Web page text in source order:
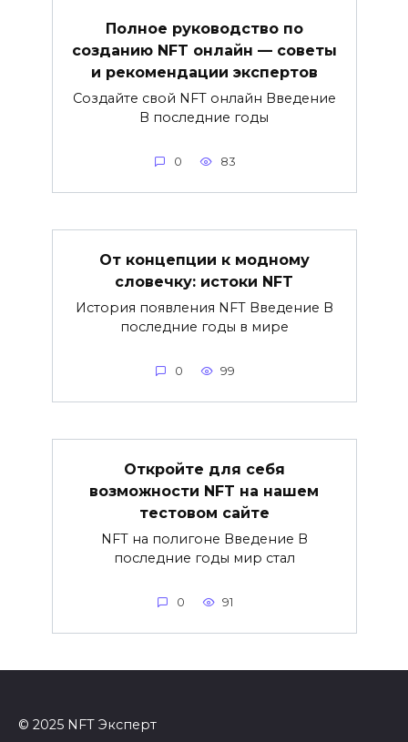
Полное руководство по
созданию NFT онлайн — советы
и рекомендации экспертов
Создайте свой NFT онлайн Введение
В последние годы
0 83
От концепции к модному
словечку: истоки NFT
История появления NFT Введение В
последние годы в мире
0 99
Откройте для себя
возможности NFT на нашем
тестовом сайте
NFT на полигоне Введение В
последние годы мир стал
0 91
© 2025 NFT Эксперт